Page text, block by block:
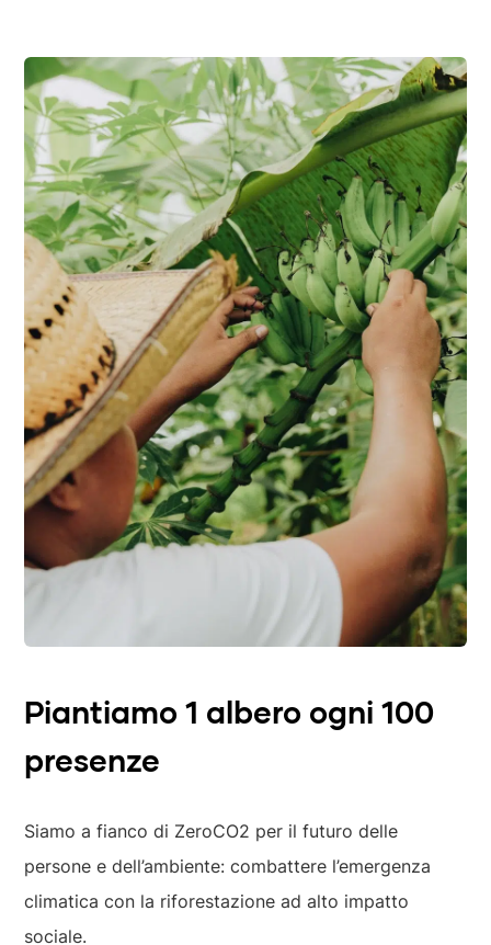
Piantiamo 1 albero ogni 100
presenze
Siamo a fianco di ZeroCO2 per il futuro delle
persone e dell’ambiente: combattere l’emergenza
climatica con la riforestazione ad alto impatto
sociale.